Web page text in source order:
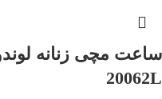
20062L